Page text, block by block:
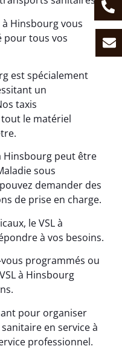
Hinsbourg vous
pour tous vos
est spécialement
un
taxis
le matériel
Hinsbourg peut être
sous
demander des
de prise en charge.
le VSL à
à vos besoins.
programmés ou
à Hinsbourg
pour organiser
en service à
professionnel.